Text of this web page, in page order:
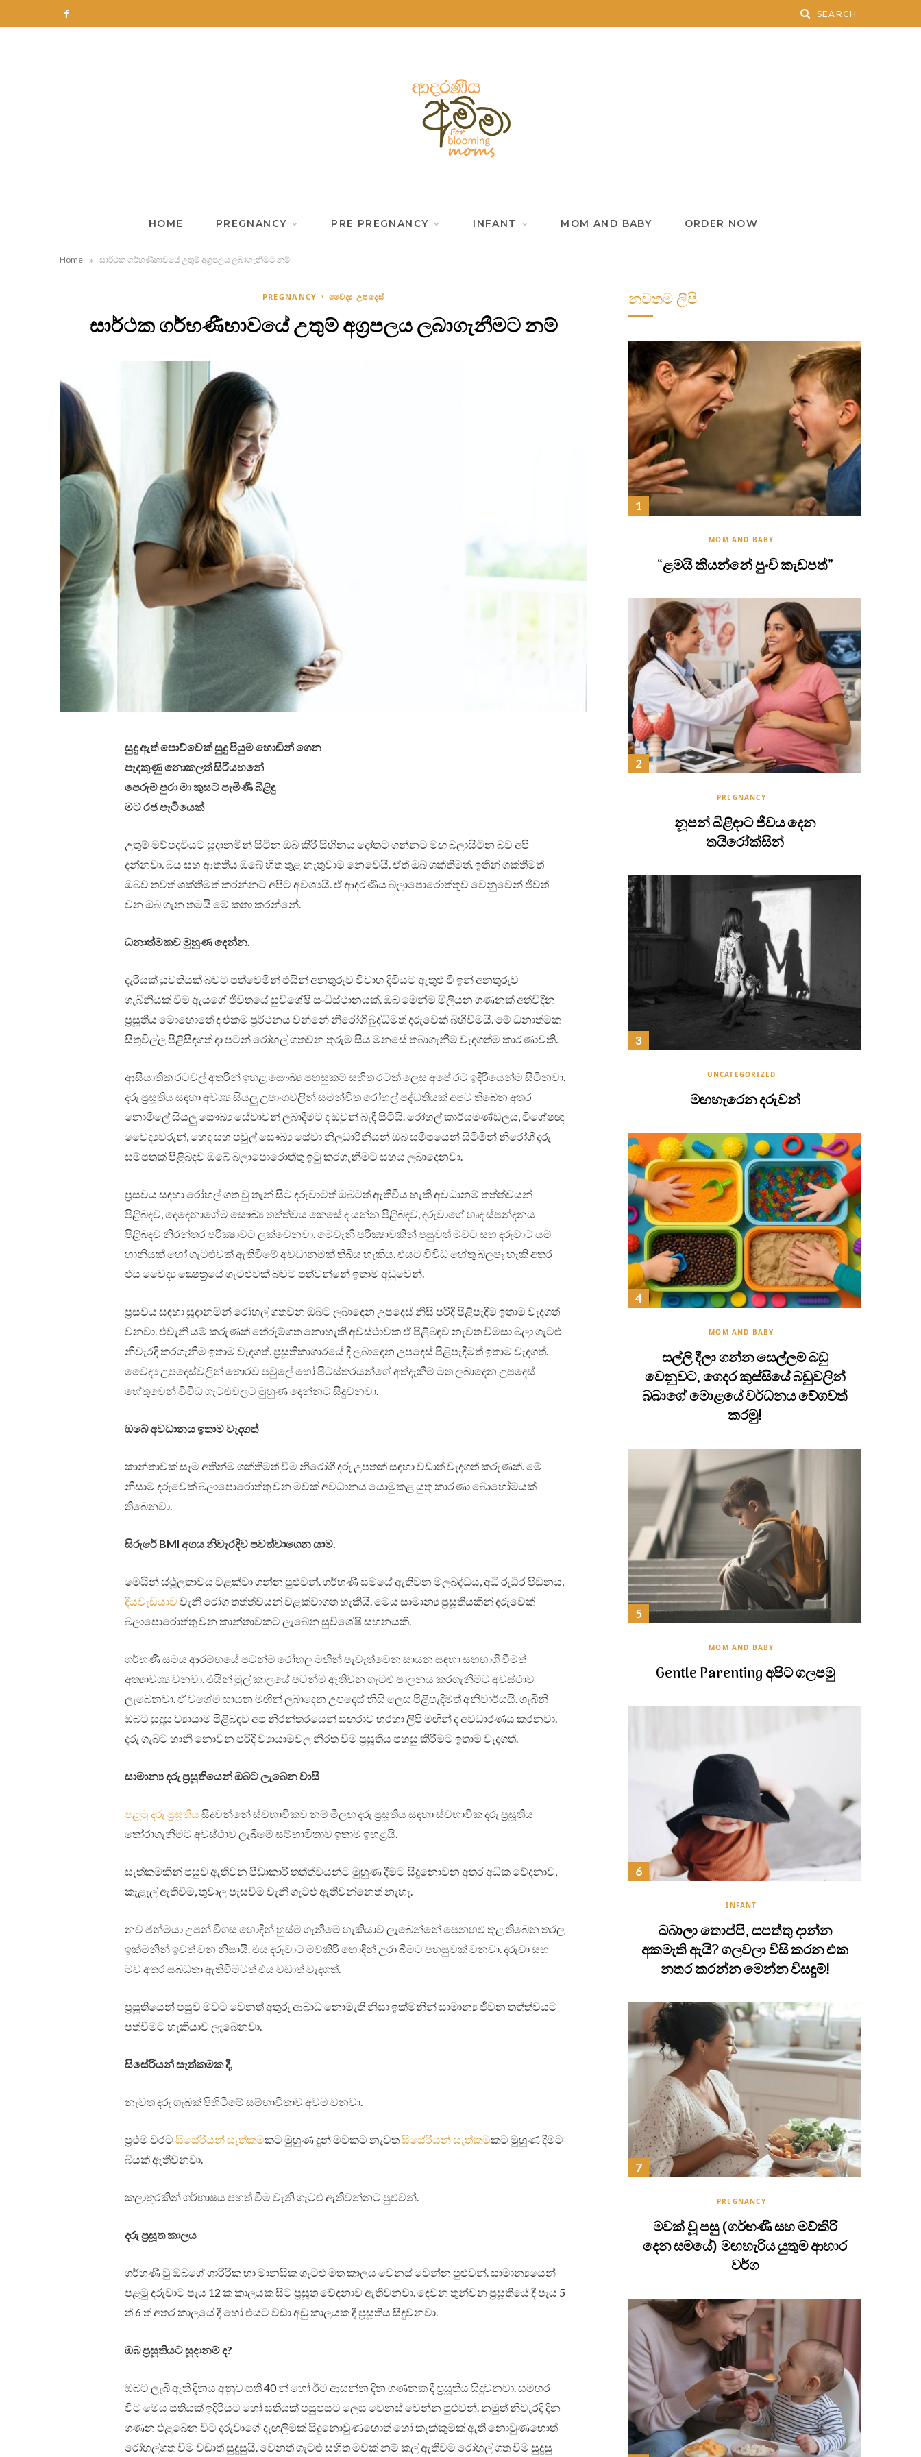
F
k
HOME PREGNANCY PRE PREGNANCY INFANT MOM AND BABY ORDER NOW
Home » සාර්ථක ගර්භණීභාවයේ උතුම් අග්‍රපලය ලබාගැනීමට නම්
PREGNANCY වෛද්‍ය උපදෙස්
සාර්ථක ගර්භණීභාවයේ උතුම් අග්‍රපලය ලබාගැනීමට නම්
සුදු ඇත් පොව්වෙක් සුදු පියුම හොඬින් ගෙන
පැදකුණු නොකලත් සිරියහනේ
පෙරුම් පුරා මා කුසට පැමිණි බිළිඳු
මට රජ පැටියෙක්
උතුම් මව්පදවියට සූදානමින් සිටින ඔබ කිරි සිහිනය දෝතට ගන්නට මඟ බලාසිටින බව අපි
දන්නවා. බය සහ ආතතිය ඔබේ හිත තුළ නැතුවාම නෙවෙයි. ඒත් ඔබ ශක්තිමත්. ඉතින් ශක්තිමත්
ඔබව තවත් ශක්තිමත් කරන්නට අපිට අවශ්‍යයි. ඒ ආදරණීය බලාපොරොත්තුව වෙනුවෙන් ජීවත්
වන ඔබ ගැන තමයි මේ කතා කරන්නේ.
ධනාත්මකව මුහුණ දෙන්න.
දැරියක් යුවතියක් බවට පත්වෙමින් එයින් අනතුරුව විවාහ දිවියට ඇතුළු වී ඉන් අනතුරුව
ගැබිනියක් වීම ඇයගේ ජීවිතයේ සුවිශේෂි සංධිස්ථානයක්. ඔබ මෙන්ම මිලියන ගණනක් අත්විදින
ප්‍රසූතිය මොහොතේ ද එකම ප්‍රර්ථනය වන්නේ නිරෝගි බුද්ධිමත් දරුවෙක් බිහිවීමයි. මේ ධනාත්මක
සිතුවිල්ල පිළිසිඳගත් දා පටන් රෝහල් ගතවන තුරුම සිය මනසේ තබාගැනීම වැදගත්ම කාරණාවකි.
ආසියාතික රටවල් අතරින් ඉහළ සෞඛ්‍ය පහසුකම් සහිත රටක් ලෙස අපේ රට ඉදිරියෙන්ම සිටිනවා.
දරු ප්‍රසූතිය සඳහා අවශ්‍ය සියලු උපාංගවලින් සමන්විත රෝහල් පද්ධතියක් අපට තිබෙන අතර
නොමිලේ සියලු සෞඛ්‍ය සේවාවන් ලබාදීමට ද ඔවුන් බැඳී සිටියි. රෝහල් කාර්යමණ්ඩලය, විශේෂඥ
වෙෙද්‍යවරුන්, හෙද සහ පවුල් සෞඛ්‍ය සේවා නිලධාරිනියන් ඔබ සමීපයෙන් සිටිමින් නිරෝගී දරු
සම්පතක් පිළිබඳව ඔබේ බලාපොරොත්තු ඉටු කරගැනීමට සහය ලබාදෙනවා.
ප්‍රසවය සඳහා රෝහල් ගත වු තැන් සිට දරුවාටත් ඔබටත් ඇතිවිය හැකි අවධානම් තත්ත්වයන්
පිළිබඳව, දෙදෙනාගේම සෞඛ්‍ය තත්ත්වය කෙසේ ද යන්න පිළිබඳව, දරුවාගේ හෘද ස්පන්දනය
පිළිබඳව නිරන්තර පරීක්‍ෂාවට ලක්වෙනවා. මෙවැනි පරීක්‍ෂාවකින් පසුවත් මවට සහ දරුවාට යම්
හානියක් හෝ ගැටළුවක් ඇතිවීමේ අවධානමක් තිබිය හැකිය. එයට විවිධ හේතු බලපෑ හැකි අතර
එය වෙෙද්‍ය ක්‍ෂෙත්‍රයේ ගැටළුවක් බවට පත්වන්නේ ඉතාම අඩුවෙන්.
ප්‍රසවය සඳහා සූදානමින් රෝහල් ගතවන ඔබට ලබාදෙන උපදෙස් නිසි පරිදි පිළිපැදීම ඉතාම වැදගත්
වනවා. එවැනි යම් කරුණක් තේරුම්ගත නොහැකි අවස්ථාවක ඒ පිළිබඳව නැවත විමසා බලා ගැටළු
නිවැරදි කරගැනීම ඉතාම වැදගත්. ප්‍රසූතිකාගාරයේ දී ලබාදෙන උපදෙස් පිළිපැදීමත් ඉතාම වැදගත්.
වෙෙද්‍ය උපදෙස්වලින් තොරව පවුලේ හෝ පිටස්තරයන්ගේ අත්දැකීම් මත ලබාදෙන උපදෙස්
හේතුවෙන් විවිධ ගැටළුවලට මුහුණ දෙන්නට සිදුවනවා.
ඔබේ අවධානය ඉතාම වැදගත්
කාන්තාවක් සෑම අතින්ම ශක්තිමත් වීම නිරෝගී දරු උපතක් සඳහා වඩාත් වැදගත් කරුණක්. මේ
නිසාම දරුවෙක් බලාපොරොත්තු වන මවක් අවධානය යොමුකළ යුතු කාරණා බොහෝමයක්
තිබෙනවා.
සිරුරේ BMI අගය නිවැරදිව පවත්වාගෙන යාම.
මෙයින් ස්ථූලතාවය වළක්වා ගන්න පුළුවන්. ගර්භණී සමයේ ඇතිවන මලබද්ධය, අධි රුධිර පිඩනය,
දියවැඩියාව වැනි රෝග තත්ත්වයන් වළක්වාගත හැකියි. මෙය සාමාන්‍ය ප්‍රසූතියකින් දරුවෙක්
බලාපොරොත්තු වන කාන්තාවකට ලැබෙන සුවිශේෂි සහනයකි.
ගර්භණි සමය ආරම්භයේ පටන්ම රෝහල මඟින් පැවැත්වෙන සායන සඳහා සහභාගි වීමත්
අත්‍යාවශ්‍ය වනවා. එයින් මුල් කාලයේ පටන්ම ඇතිවන ගැටළු පාලනය කරගැනීමට අවස්ථාව
ලැබෙනවා. ඒ වගේම සායන මඟින් ලබාදෙන උපදෙස් නිසි ලෙස පිළිපැඳීමත් අනිවාර්යයි. ගැබිනි
ඔබට සුදුසු ව්‍යායාම පිළිබඳව අප නිරන්තරයෙන් සඟරාව හරහා ලිපි මඟින් ද අවධාරණය කරනවා.
දරු ගැබට හානි නොවන පරිදි ව්‍යායාමවල නිරත වීම ප්‍රසූතිය පහසු කිරීමට ඉතාම වැදගත්.
සාමාන්‍ය දරු ප්‍රසූතියෙන් ඔබට ලැබෙන වාසි
පළමු දරු ප්‍රසූතිය සිදුවන්නේ ස්වභාවිකව නම් මීලඟ දරු ප්‍රසූතිය සඳහා ස්වභාවික දරු ප්‍රසූතිය
තෝරාගැනීමට අවස්ථාව ලැබීමේ සම්භාවිතාව ඉතාම ඉහළයි.
සැත්කමකින් පසුව ඇතිවන පීඩාකාරි තත්ත්වයන්ට මුහුණ දීමට සිදුනොවන අතර අධික වේදනාව,
කැළැල් ඇතිවීම, තුවාල පැසවීම වැනි ගැටළු ඇතිවන්නෙත් නැහැ.
නව ජන්මයා උපන් විගස හොඳින් හුස්ම ගැනීමේ හැකියාව ලැබෙන්නේ පෙනහළු තුළ තිබෙන තරල
ඉක්මනින් ඉවත් වන නිසායි. එය දරුවාට මව්කිරි හොඳින් උරා බීමට පහසුවක් වනවා. දරුවා සහ
මව අතර සබධතා ඇතිවීමටත් එය වඩාත් වැදගත්.
ප්‍රසූතියෙන් පසුව මවට වෙනත් අතුරු ආබාධ නොමැති නිසා ඉක්මනින් සාමාන්‍ය ජීවන තත්ත්වයට
පත්වීමට හැකියාව ලැබෙනවා.
සිසේරියන් සැත්කමක දී,
නැවත දරු ගැබක් පිහිටීමේ සම්භාවිතාව අවම වනවා.
ප්‍රථම වරට සිසේරියන් සැත්කමකට මුහුණ දුන් මවකට නැවතසිසේරියන් සැත්කමකට මුහුණ දීමට
බියක් ඇතිවනවා.
කලාතුරකින් ගර්භාෂය පහත් වීම වැනි ගැටළු ඇතිවන්නට පුළුවන්.
දරු ප්‍රසූත කාලය
ගර්භණි වු ඔබගේ ශාරිරික හා මානසික ගැටළු මත කාලය වෙනස් වෙන්න පුළුවන්. සාමාන්‍යයෙන්
පළමු දරුවාට පැය 12 ක කාලයක සිට ප්‍රසූත වේදනාව ඇතිවනවා. දෙවන තුන්වන ප්‍රසූතියේ දී පැය 5
ත් 6 ත් අතර කාලයේ දී හෝ එයට වඩා අඩු කාලයක දී ප්‍රසූතිය සිදුවනවා.
ඔබ ප්‍රසූතියට සූදානම් ද?
ඔබට ලැබී ඇති දිනය අනුව සති 40 න් හෝ ඊට ආසන්න දින ගණනක දී ප්‍රසූතිය සිදුවනවා. සමහර
විට මෙය සතියක් ඉදිරියට හෝ සතියක් පසුපසට ලෙස වෙනස් වෙන්න පුළුවන්. නමුත් නිවැරදි දින
ගණන එළබෙන විට දරුවාගේ දැඟලීමක් සිදුනොවුණහොත් හෝ කැක්කුමක් ඇති නොවුණහොත්
රෝහල්ගත වීම වඩාත් සුදුසුයි. වෙනත් ගැටළු සහිත මවක් නම් කල් ඇතිවම රෝහල් ගත වීම සුදුසු
නවතම ලිපි
MOM AND BABY
“ළමයි කියන්නේ පුංචි කැඩපත්”
PREGNANCY
නූපන් බිළිඳාට ජීවය දෙන
තයිරෝක්සින්
UNCATEGORIZED
මඟහැරෙන දරුවන්
MOM AND BABY
සල්ලි දීලා ගන්න සෙල්ලම් බඩු
වෙනුවට, ගෙදර කුස්සියේ බඩුවලින්
බබාගේ මොළයේ වර්ධනය වේගවත්
කරමු!
MOM AND BABY
Gentle Parenting අපිට ගලපමු
INFANT
බබාලා තොප්පි, සපත්තු දාන්න
අකමැති ඇයි? ගලවලා විසි කරන එක
නතර කරන්න මෙන්න විසඳුම්!
PREGNANCY
මවක් වූ පසු (ගර්භණී සහ මව්කිරි
දෙන සමයේ) මඟහැරිය යුතුම ආහාර
වර්ග